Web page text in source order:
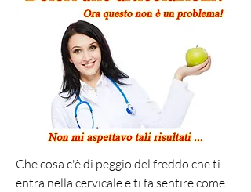
Che cosa c'è di peggio del freddo che ti
entra nella cervicale e ti fa sentire come